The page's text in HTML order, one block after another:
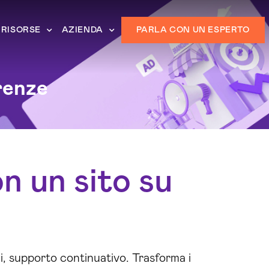
RISORSE AZIENDA PARLA CON UN ESPERTO
un sito su
supporto continuativo. Trasforma i